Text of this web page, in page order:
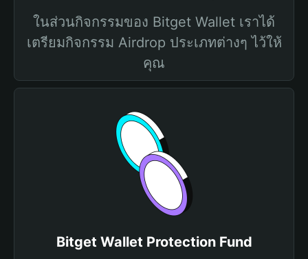
ในส่วนกิจกรรมของ Bitget Wallet เราได้
เตรียมกิจกรรม Airdrop ประเภทต่างๆ ไว้ให้
คุณ
Bitget Wallet Protection Fund